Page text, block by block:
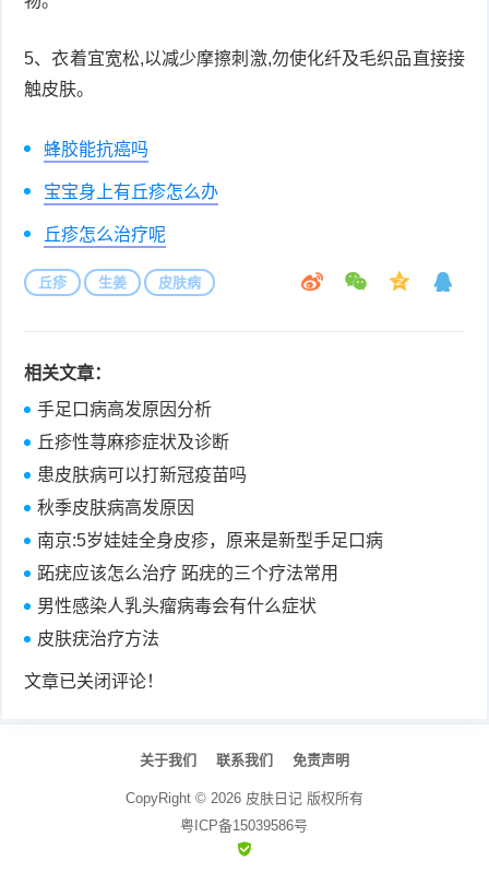
5、衣着宜宽松,以减少摩擦刺激,勿使化纤及毛织品直接接
触皮肤。
蜂胶能抗癌吗
宝宝身上有丘疹怎么办
丘疹怎么治疗呢
丘疹 生姜 皮肤病
相关文章：
手足口病高发原因分析
丘疹性荨麻疹症状及诊断
患皮肤病可以打新冠疫苗吗
秋季皮肤病高发原因
南京:5岁娃娃全身皮疹，原来是新型手足口病
跖疣应该怎么治疗 跖疣的三个疗法常用
男性感染人乳头瘤病毒会有什么症状
皮肤疣治疗方法
文章已关闭评论！
关于我们 联系我们 免责声明
CopyRight © 2026 皮肤日记 版权所有
粤ICP备15039586号